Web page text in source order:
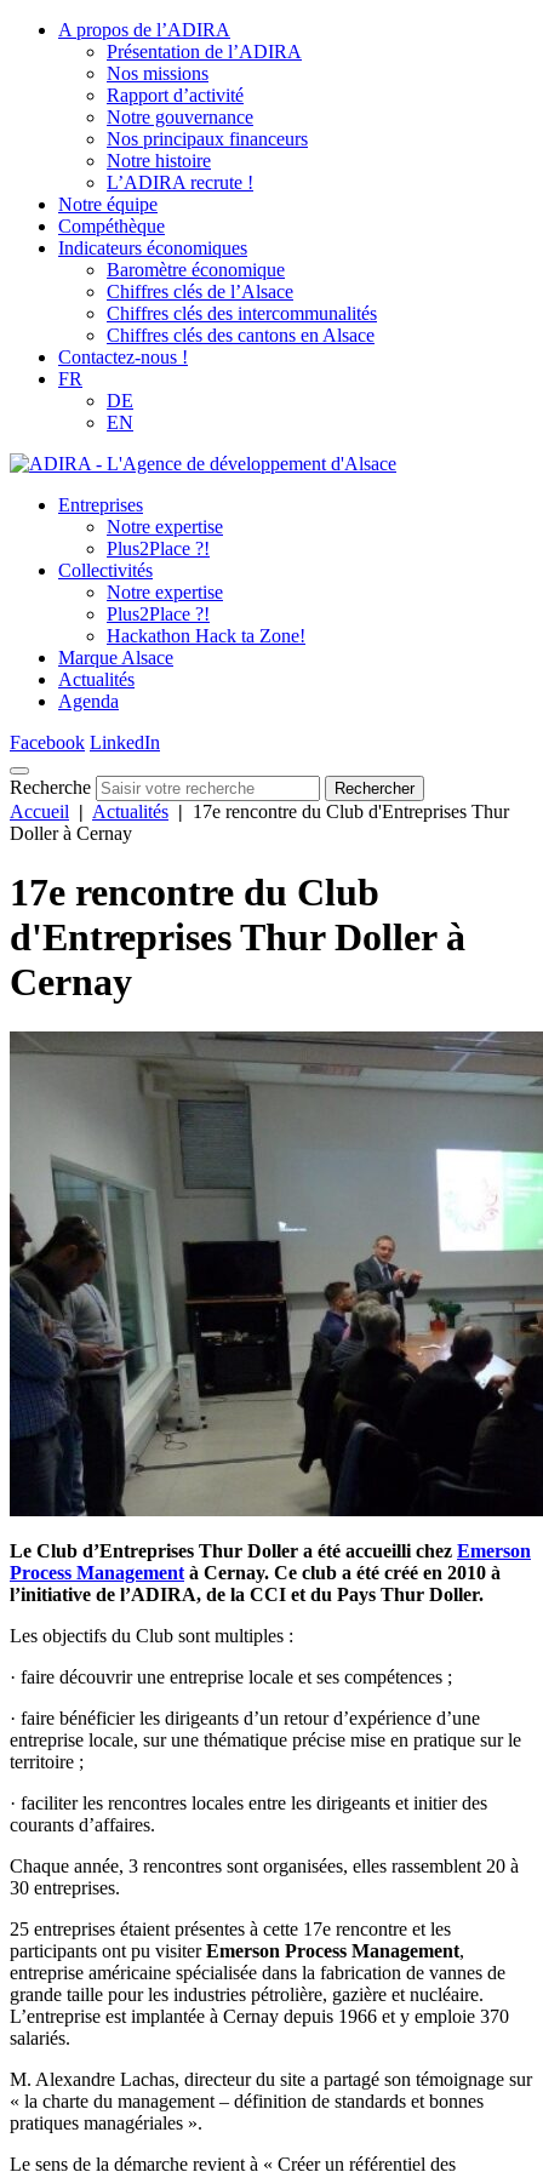
A propos de l’ADIRA
Présentation de l’ADIRA
Nos missions
Rapport d’activité
Notre gouvernance
Nos principaux financeurs
Notre histoire
L’ADIRA recrute !
Notre équipe
Compéthèque
Indicateurs économiques
Baromètre économique
Chiffres clés de l’Alsace
Chiffres clés des intercommunalités
Chiffres clés des cantons en Alsace
Contactez-nous !
FR
DE
EN
Entreprises
Notre expertise
Plus2Place ?!
Collectivités
Notre expertise
Plus2Place ?!
Hackathon Hack ta Zone!
Marque Alsace
Actualités
Agenda
Facebook LinkedIn
Recherche Rechercher
Accueil | Actualités | 17e rencontre du Club d'Entreprises Thur
Doller à Cernay
17e rencontre du Club
d'Entreprises Thur Doller à
Cernay
Le Club d’Entreprises Thur Doller a été accueilli chez Emerson
Process Management à Cernay. Ce club a été créé en 2010 à
l’initiative de l’ADIRA, de la CCI et du Pays Thur Doller.
Les objectifs du Club sont multiples :
· faire découvrir une entreprise locale et ses compétences ;
· faire bénéficier les dirigeants d’un retour d’expérience d’une
entreprise locale, sur une thématique précise mise en pratique sur le
territoire ;
· faciliter les rencontres locales entre les dirigeants et initier des
courants d’affaires.
Chaque année, 3 rencontres sont organisées, elles rassemblent 20 à
30 entreprises.
25 entreprises étaient présentes à cette 17e rencontre et les
participants ont pu visiterEmerson Process Management,
entreprise américaine spécialisée dans la fabrication de vannes de
grande taille pour les industries pétrolière, gazière et nucléaire.
L’entreprise est implantée à Cernay depuis 1966 et y emploie 370
salariés.
M. Alexandre Lachas, directeur du site a partagé son témoignage sur
« la charte du management – définition de standards et bonnes
pratiques managériales ».
Le sens de la démarche revient à « Créer un référentiel des